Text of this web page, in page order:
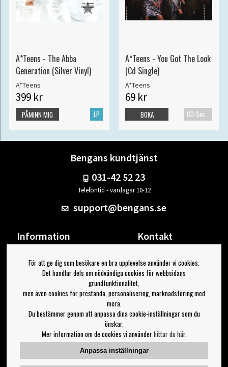
A*Teens - The Abba
Generation (Silver Vinyl)
A*Teens
399 kr
LP
PÅMINN MIG
A*Teens - You Got The Look
(Cd Single)
A*Teens
69 kr
CD-Singel
BOKA
Bengans kundtjänst
031-42 52 23
Telefontid - vardagar 10-12
support@bengans.se
Information
Om Bengans
FAQ / Köp- & Leveransvillkor
Kontakt
Din sida
Logga ut
Jag vill ha tips från Bengans
Inställningar för nyhetsbrev
För att ge dig som besökare en bra upplevelse använder vi cookies.
Det handlar dels om nödvändiga cookies för webbsidans
grundfunktionalitet,
men även cookies för prestanda, personalisering, marknadsföring med
mera.
Du bestämmer genom att anpassa dina cookie-inställningar som du
önskar.
Mer information om de cookies vi använderhittar du här.
Anpassa inställningar